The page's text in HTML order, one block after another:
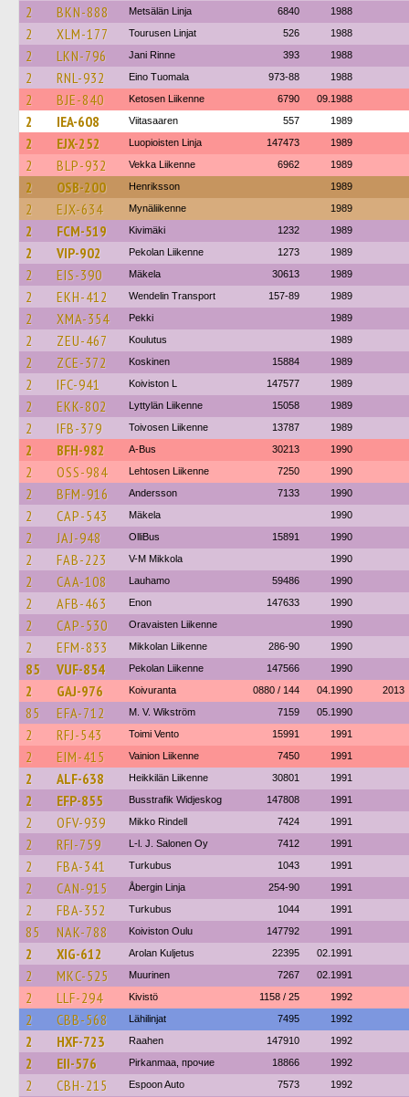
2 BKN-888 Metsälän Linja 6840 1988
2 XLM-177 Tourusen Linjat 526 1988
2 LKN-796 Jani Rinne 393 1988
2 RNL-932 Eino Tuomala 973-88 1988
2 BJE-840 Ketosen Liikenne 6790 09.1988
2 IEA-608 Viitasaaren 557 1989
2 EJX-252 Luopioisten Linja 147473 1989
2 BLP-932 Vekka Liikenne 6962 1989
2 OSB-200 Henriksson 1989
2 EJX-634 Mynäliikenne 1989
2 FCM-519 Kivimäki 1232 1989
2 VIP-902 Pekolan Liikenne 1273 1989
2 EIS-390 Mäkela 30613 1989
2 EKH-412 Wendelin Transport 157-89 1989
2 XMA-354 Pekki 1989
2 ZEU-467 Koulutus 1989
2 ZCE-372 Koskinen 15884 1989
2 IFC-941 Koiviston L 147577 1989
2 EKK-802 Lyttylän Liikenne 15058 1989
2 IFB-379 Toivosen Liikenne 13787 1989
2 BFH-982 A-Bus 30213 1990
2 OSS-984 Lehtosen Liikenne 7250 1990
2 BFM-916 Andersson 7133 1990
2 CAP-543 Mäkela 1990
2 JAJ-948 OlliBus 15891 1990
2 FAB-223 V-M Mikkola 1990
2 CAA-108 Lauhamo 59486 1990
2 AFB-463 Enon 147633 1990
2 CAP-530 Oravaisten Liikenne 1990
2 EFM-833 Mikkolan Liikenne 286-90 1990
85 VUF-854 Pekolan Liikenne 147566 1990
2 GAJ-976 Koivuranta 0880 / 144 04.1990 2013
85 EFA-712 M. V. Wikström 7159 05.1990
2 RFJ-543 Toimi Vento 15991 1991
2 EIM-415 Vainion Liikenne 7450 1991
2 ALF-638 Heikkilän Liikenne 30801 1991
2 EFP-855 Busstrafik Widjeskog 147808 1991
2 OFV-939 Mikko Rindell 7424 1991
2 RFI-759 L-l. J. Salonen Oy 7412 1991
2 FBA-341 Turkubus 1043 1991
2 CAN-915 Åbergin Linja 254-90 1991
2 FBA-352 Turkubus 1044 1991
85 NAK-788 Koiviston Oulu 147792 1991
2 XIG-612 Arolan Kuljetus 22395 02.1991
2 MKC-525 Muurinen 7267 02.1991
2 LLF-294 Kivistö 1158 / 25 1992
2 CBB-568 Lähilinjat 7495 1992
2 HXF-723 Raahen 147910 1992
2 EII-576 Pirkanmaa, прочие 18866 1992
2 CBH-215 Espoon Auto 7573 1992